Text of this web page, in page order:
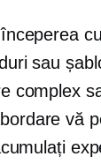
sau
complex
vă